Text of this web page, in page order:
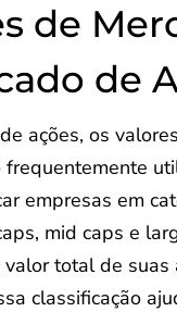
de
de
ações, os
frequentemente
empresas em
mid caps e
total de suas
classificação